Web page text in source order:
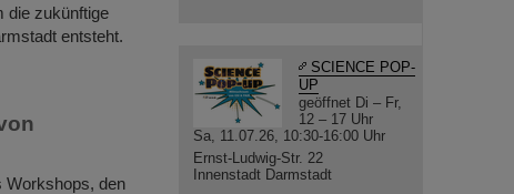
die zukünftige
entsteht.
Workshops, den
SCIENCE POP-
UP
geöffnet Di – Fr,
12 – 17 Uhr
Sa, 11.07.26, 10:30-16:00 Uhr
Ernst-Ludwig-Str. 22
Innenstadt Darmstadt